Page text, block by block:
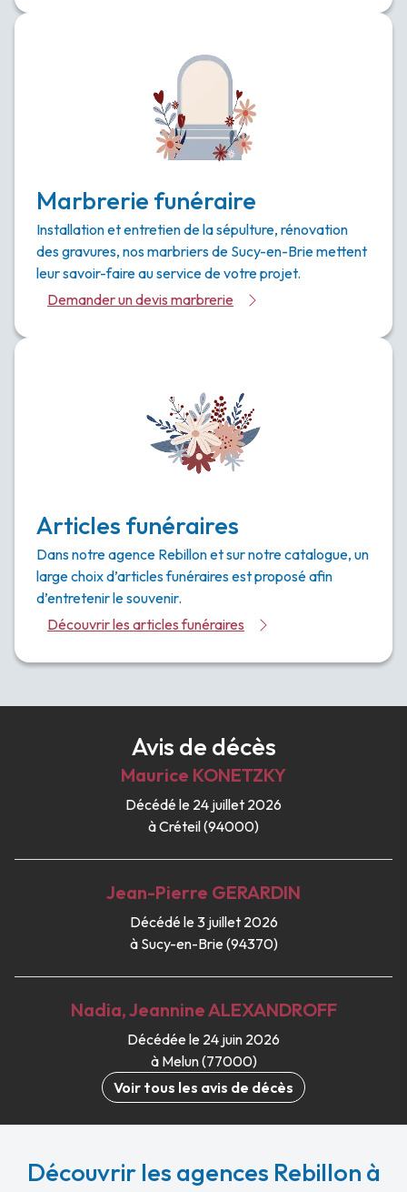
Marbrerie funéraire
Installation et entretien de la sépulture, rénovation
des gravures, nos marbriers de Sucy-en-Brie mettent
leur savoir-faire au service de votre projet.
Demander un devis marbrerie
Articles funéraires
Dans notre agence Rebillon et sur notre catalogue, un
large choix d’articles funéraires est proposé afin
d’entretenir le souvenir.
Découvrir les articles funéraires
Avis de décès
Maurice KONETZKY
Décédé le 24 juillet 2026
à Créteil (94000)
Jean-Pierre GERARDIN
Décédé le 3 juillet 2026
à Sucy-en-Brie (94370)
Nadia, JeannineALEXANDROFF
Décédée le 24 juin 2026
à Melun (77000)
Voir tous les avis de décès
Découvrir les agences Rebillon à